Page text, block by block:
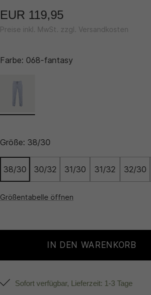
EUR 119,95
Preise inkl. MwSt. zzgl. Versandkosten
Farbe: 068-fantasy
Größe: 38/30
38/30 30/32 31/30 31/32 32/30
Größentabelle öffnen
IN DEN WARENKORB
Sofort verfügbar, Lieferzeit: 1-3 Tage